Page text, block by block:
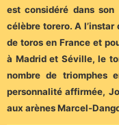
est considéré dans
célèbre torero. A l’instar
de toros en France et
à Madrid et Séville, le
nombre de triomphes
personnalité affirmée,
aux arènes Marcel-